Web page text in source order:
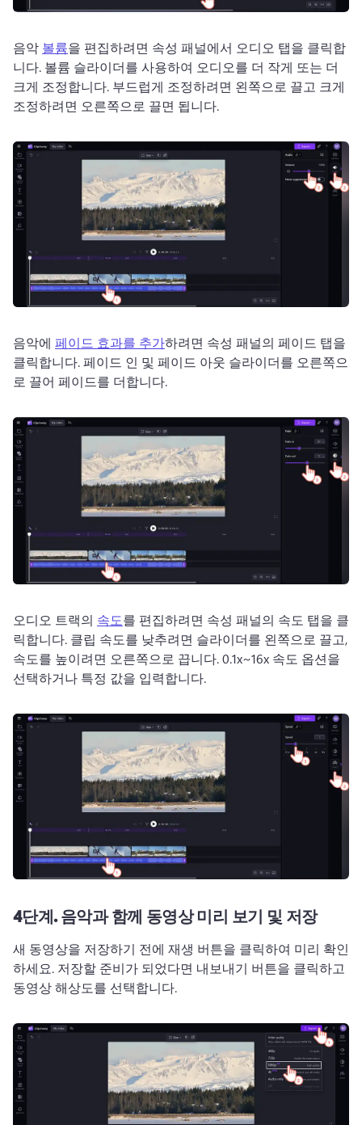
음악 볼륨을 편집하려면 속성 패널에서 오디오 탭을 클릭합
니다. 볼륨 슬라이더를 사용하여 오디오를 더 작게 또는 더
크게 조정합니다. 부드럽게 조정하려면 왼쪽으로 끌고 크게
조정하려면 오른쪽으로 끌면 됩니다.
음악에 페이드 효과를 추가하려면 속성 패널의 페이드 탭을
클릭합니다. 페이드 인 및 페이드 아웃 슬라이더를 오른쪽으
로 끌어 페이드를 더합니다.
오디오 트랙의 속도를 편집하려면 속성 패널의 속도 탭을 클
릭합니다. 클립 속도를 낮추려면 슬라이더를 왼쪽으로 끌고,
속도를 높이려면 오른쪽으로 끕니다. 0.1x~16x 속도 옵션을
선택하거나 특정 값을 입력합니다.
4단계.음악과 함께 동영상 미리 보기 및 저장
새 동영상을 저장하기 전에 재생 버튼을 클릭하여 미리 확인
하세요. 저장할 준비가 되었다면 내보내기 버튼을 클릭하고
동영상 해상도를 선택합니다.